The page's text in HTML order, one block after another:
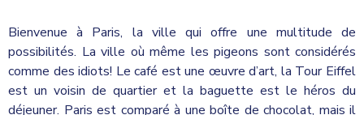
Bienvenue à Paris, la ville qui offre une multitude de
possibilités. La ville où même les pigeons sont considérés
comme des idiots! Le café est une œuvre d’art, la Tour Eiffel
est un voisin de quartier et la baguette est le héros du
déjeuner. Paris est comparé à une boîte de chocolat, mais il